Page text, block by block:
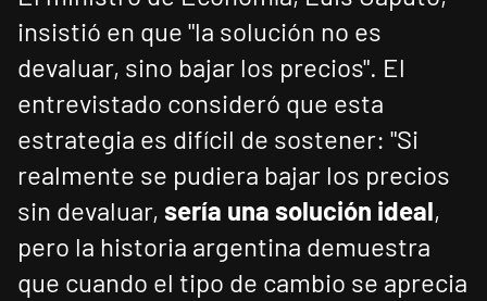
insistió en que "la solución no es
devaluar, sino bajar los precios". El
entrevistado consideró que esta
estrategia es difícil de sostener: "Si
realmente se pudiera bajar los precios
sin devaluar, sería una solución ideal,
pero la historia argentina demuestra
que cuando el tipo de cambio se aprecia